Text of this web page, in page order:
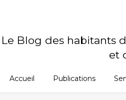
Le Blog des habitants
et
Accueil Publications